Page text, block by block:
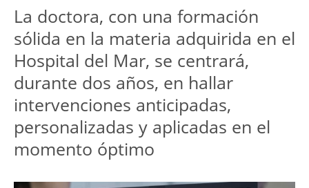
La doctora, con una formación
sólida en la materia adquirida en el
Hospital del Mar, se centrará,
durante dos años, en hallar
intervenciones anticipadas,
personalizadas y aplicadas en el
momento óptimo